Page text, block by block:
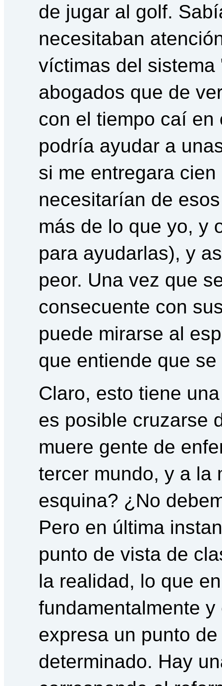
de jugar al golf.
necesitaban
víctimas del
abogados que de
con el tiempo caí
podría ayudar a
si me entregara
necesitarían de
más de lo que yo, y
para ayudarlas), y
peor. Una vez que
consecuente con
puede mirarse al
que entiende que
Claro, esto tiene
es posible cruzarse
muere gente de
tercer mundo, y a la
esquina? ¿No
Pero en última
punto de vista de
la realidad, lo que
fundamentalmente
expresa un punto
determinado. Hay